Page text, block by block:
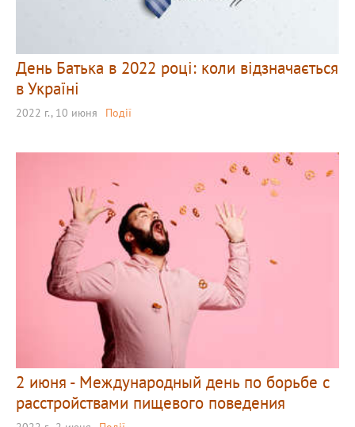
День Батька в 2022 році: коли відзначається
в Україні
2022 г., 10 июня Події
2 июня - Международный день по борьбе с
расстройствами пищевого поведения